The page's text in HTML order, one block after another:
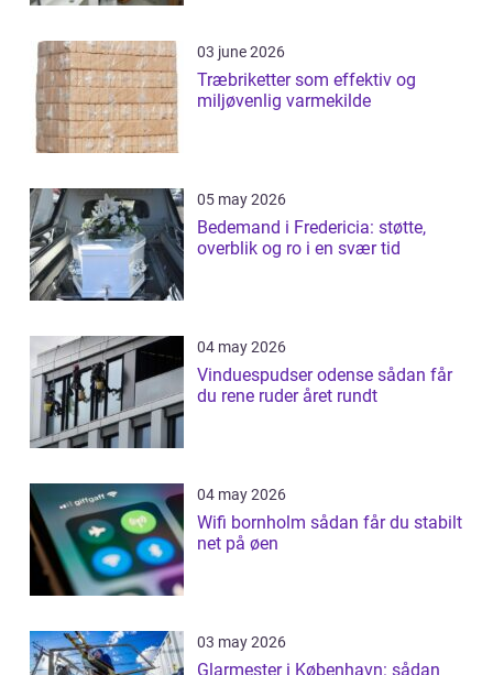
03 june 2026
Træbriketter som effektiv og
miljøvenlig varmekilde
05 may 2026
Bedemand i Fredericia: støtte,
overblik og ro i en svær tid
04 may 2026
Vinduespudser odense sådan får
du rene ruder året rundt
04 may 2026
Wifi bornholm sådan får du stabilt
net på øen
03 may 2026
Glarmester i København: sådan